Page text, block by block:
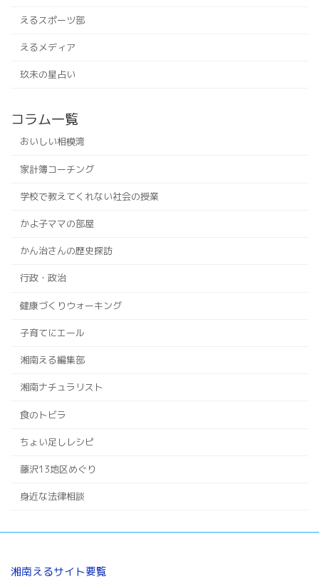
えるスポーツ部
えるメディア
玖未の星占い
コラム一覧
おいしい相模湾
家計簿コーチング
学校で教えてくれない社会の授業
かよ子ママの部屋
かん治さんの歴史探訪
行政・政治
健康づくりウォーキング
子育てにエール
湘南える編集部
湘南ナチュラリスト
食のトビラ
ちょい足しレシピ
藤沢13地区めぐり
身近な法律相談
湘南えるサイト要覧